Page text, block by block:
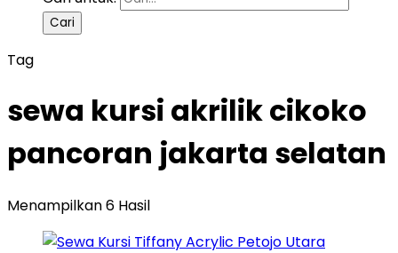
Tag
sewa kursi akrilik cikoko
pancoran jakarta selatan
Menampilkan 6 Hasil